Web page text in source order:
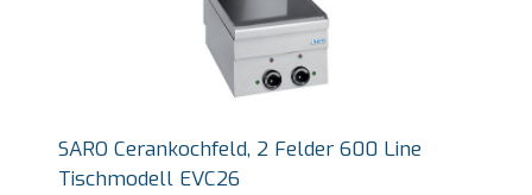
SARO Cerankochfeld, 2 Felder 600 Line
Tischmodell EVC26